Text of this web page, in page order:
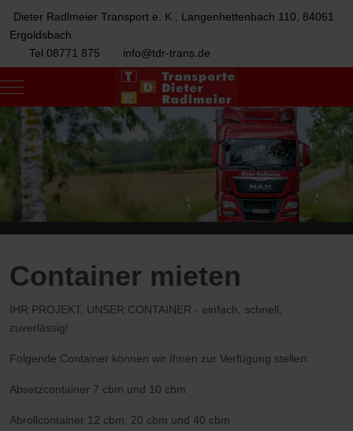
Dieter Radlmeier Transport e. K., Langenhettenbach 110, 84061
Ergoldsbach
Tel 08771 875
info@tdr-trans.de
Mobile Menu Toggle
Container mieten
IHR PROJEKT, UNSER CONTAINER - einfach, schnell,
zuverlässig!
Folgende Container können wir Ihnen zur Verfügung stellen:
Absetzcontainer 7 cbm und 10 cbm
Abrollcontainer 12 cbm, 20 cbm und 40 cbm